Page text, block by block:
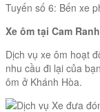
Tuyến số 6: Bến xe
Xe ôm tại Cam
Dịch vụ xe ôm hoạt
nhu cầu đi lại của
ôm ở Khánh Hòa.